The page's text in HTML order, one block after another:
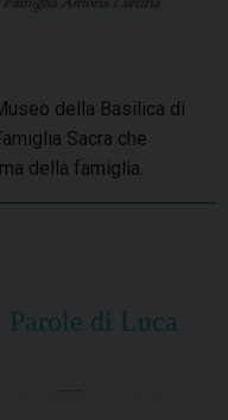
della Basilica di
Sacra che
della famiglia.
di Luca